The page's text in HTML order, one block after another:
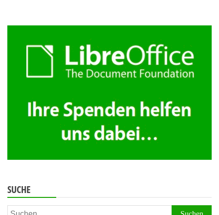
SUCHE
Suchen